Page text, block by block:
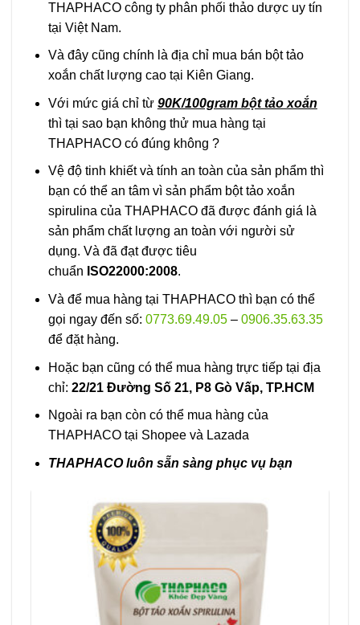
THAPHACO công ty phân phối thảo dược uy tín
tại Việt Nam.
Và đây cũng chính là địa chỉ mua bán bột tảo
xoắn chất lượng cao tại Kiên Giang.
Với mức giá chỉ từ 90K/100gram bột tảo xoắn
thì tại sao bạn không thử mua hàng tại
THAPHACO có đúng không ?
Vệ độ tinh khiết và tính an toàn của sản phẩm thì
bạn có thể an tâm vì sản phẩm bột tảo xoắn
spirulina của THAPHACO đã được đánh giá là
sản phẩm chất lượng an toàn với người sử
dụng. Và đã đạt được tiêu
chuẩn ISO22000:2008.
Và để mua hàng tại THAPHACO thì bạn có thể
gọi ngay đến số: 0773.69.49.05– 0906.35.63.35
để đặt hàng.
Hoặc bạn cũng có thể mua hàng trực tiếp tại địa
chỉ: 22/21 Đường Số 21, P8 Gò Vấp, TP.HCM
Ngoài ra bạn còn có thể mua hàng của
THAPHACO tại Shopee và Lazada
THAPHACO luôn sẵn sàng phục vụ bạn